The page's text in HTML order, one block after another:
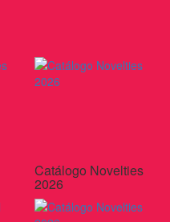
Catálogo Novelties
2026